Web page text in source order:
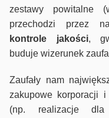
zestawy powitalne
przechodzi przez
kontrole jakości,
buduje wizerunek
Zaufały nam
zakupowe korporacji
(np. realizacje dla